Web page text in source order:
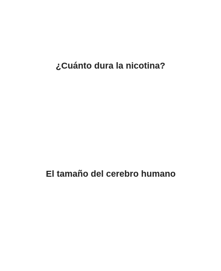
¿Cuánto dura la nicotina?
El tamaño del cerebro humano